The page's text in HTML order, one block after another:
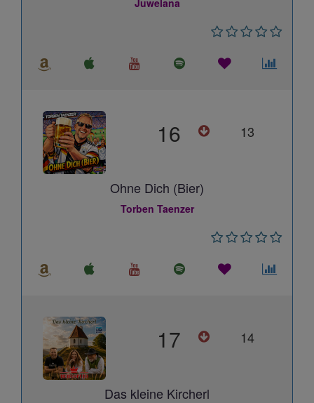
16 13
Ohne Dich (Bier)
Torben Taenzer
17 14
Das kleine Kircherl